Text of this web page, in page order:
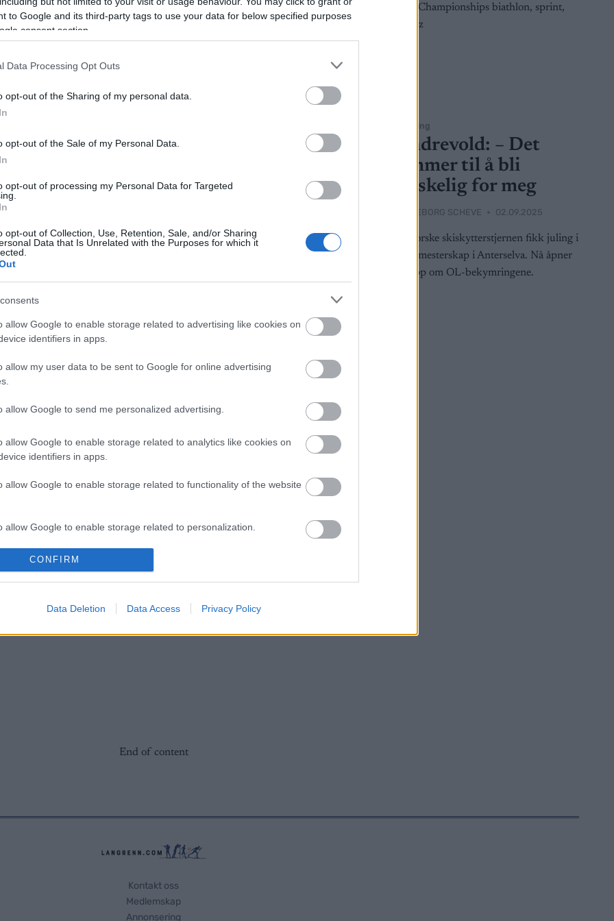
to Google and its third-party tags to use your data for below specified purposes
consent section.
Data Processing Opt Outs
opt-out of the Sharing of my personal data.
opt-out of the Sale of my Personal Data.
opt-out of processing my Personal Data for Targeted
opt-out of Collection, Use, Retention, Sale, and/or Sharing
Data that Is Unrelated with the Purposes for which it
allow Google to enable storage related to advertising like cookies on
identifiers in apps.
allow my user data to be sent to Google for online advertising
allow Google to send me personalized advertising.
allow Google to enable storage related to analytics like cookies on
identifiers in apps.
allow Google to enable storage related to functionality of the website
allow Google to enable storage related to personalization.
allow Google to enable storage related to security, including
functionality and fraud prevention, and other user protection.
CONFIRM
Data Deletion Data Access Privacy Policy
hun sesongens
SCHEVE 16.11.2025
vinner fellesstarten i
på Geilo – der en danske
skrell.
Lægreid frustrert over
OL-kickoff
IBU selger den nye sesong-kickoffen
Skiskyting
Tandrevold: – Det
kommer til å bli
vanskelig for meg
INGEBORG SCHEVE 02.09.2025
Den norske skiskytterstjernen fikk juling i
helgas mesterskap i Anterselva. Nå åpner
hun opp om OL-bekymringene.
SCHEVE 30.08.2025
i OL-løypene
End of content
Kontakt oss
Medlemskap
Annonsering